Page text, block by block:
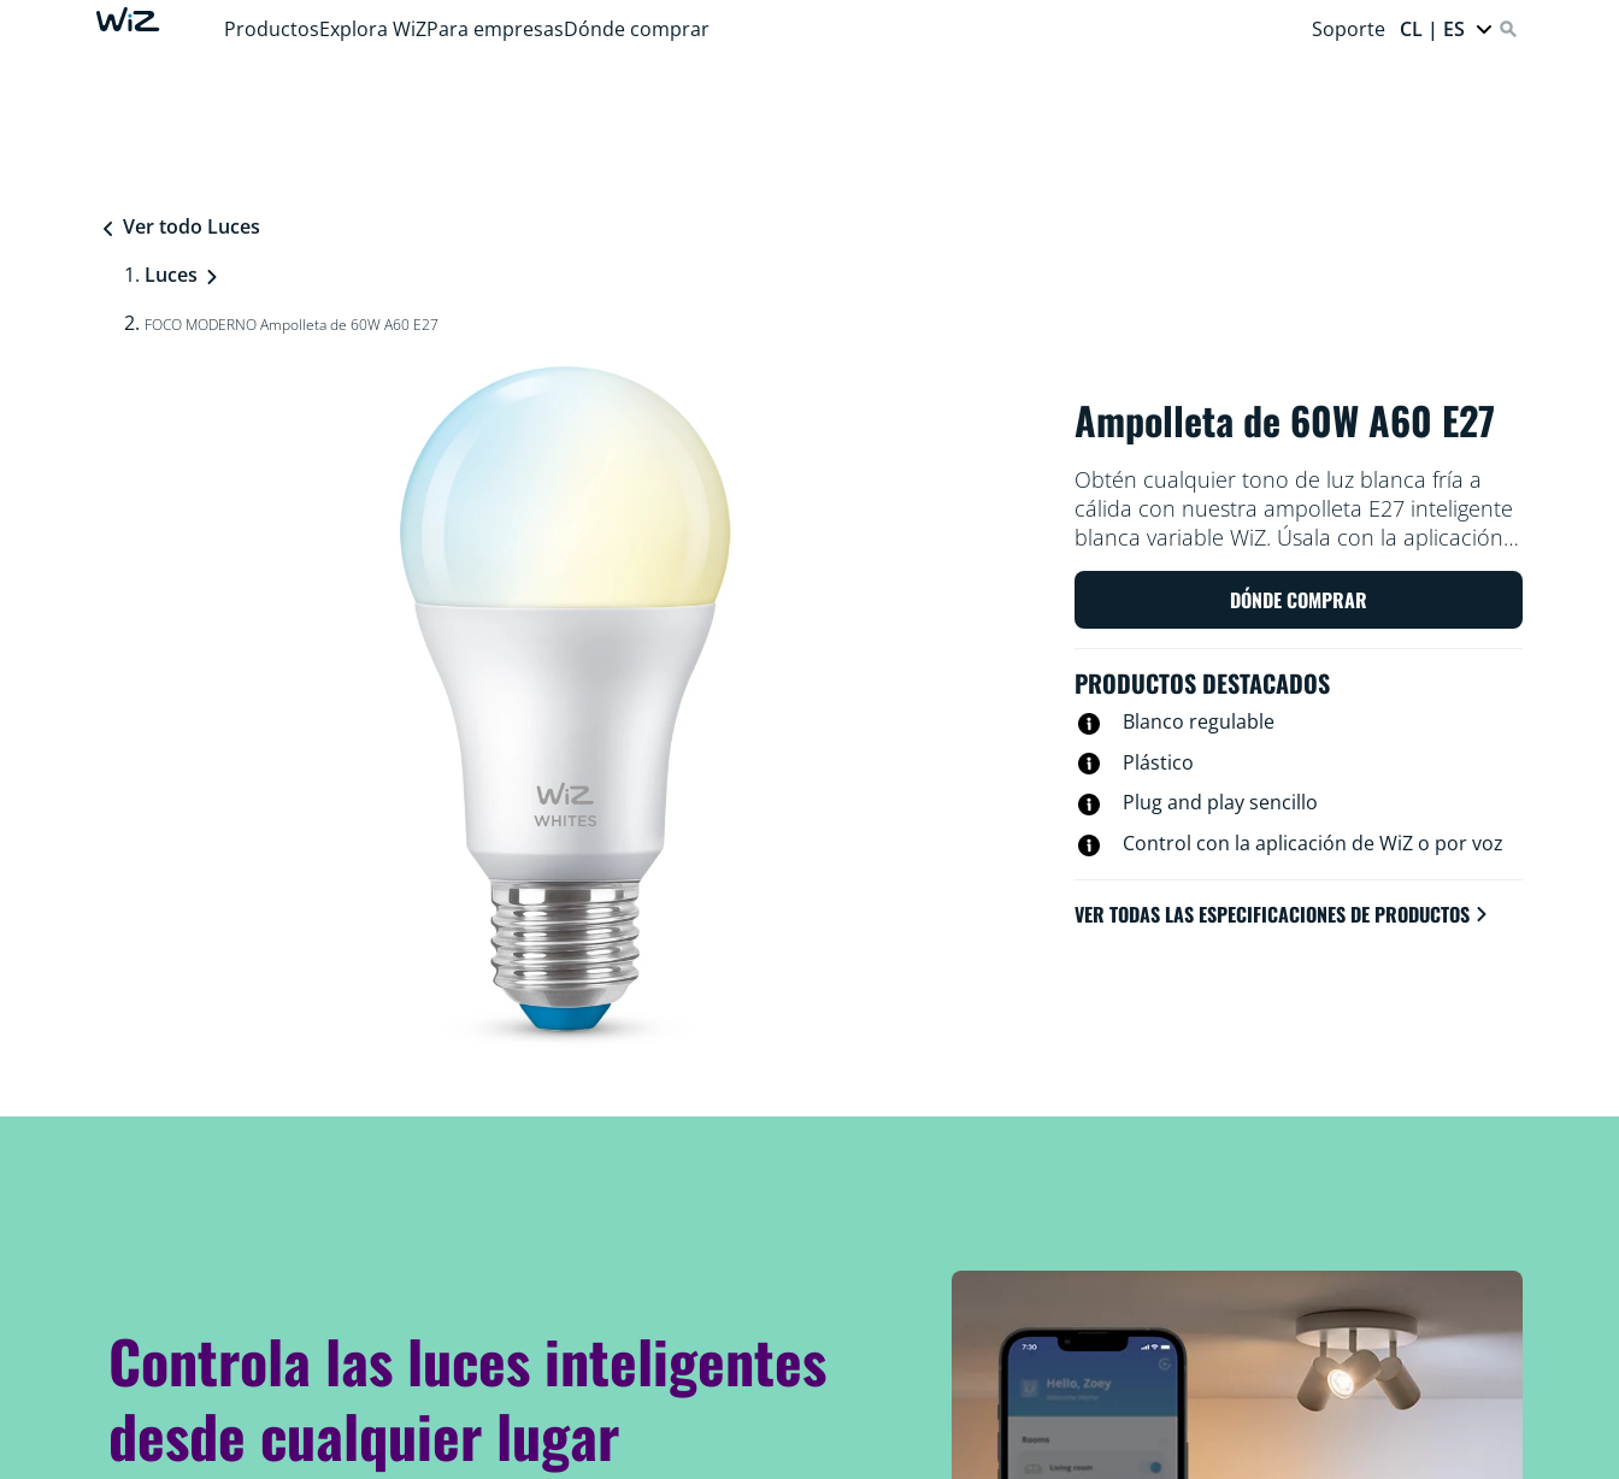
ProductosExplora WiZPara empresasDónde comprar Soporte CL | ES
Ver todo Luces
Luces
FOCO MODERNO Ampolleta de 60W A60 E27
Ampolleta de 60W A60 E27
Obtén cualquier tono de luz blanca fría a
cálida con nuestra ampolleta E27 inteligente
blanca variable WiZ. Úsala con la aplicación
WiZ o tu voz para regular la intensidad e
iluminar o usar modos de luz
preestablecidos en configuraciones de Wi-Fi.
DÓNDE COMPRAR
PRODUCTOS DESTACADOS
Blanco regulable
Plástico
Plug and play sencillo
Control con la aplicación de WiZ o por voz
VER TODAS LAS ESPECIFICACIONES DE PRODUCTOS
Controla las luces inteligentes
desde cualquier lugar